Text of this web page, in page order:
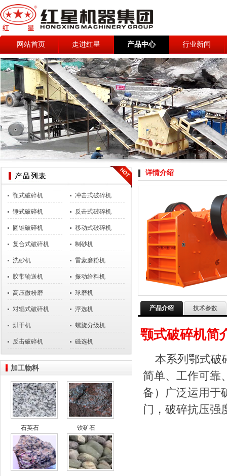
网站首页 走进红星 产品中心 行业新闻
颚式破碎机 冲击式破碎机
锤式破碎机 反击式破碎机
圆锥破碎机 移动式破碎机
复合式破碎机 制砂机
洗砂机 雷蒙磨粉机
胶带输送机 振动给料机
高压微粉磨 球磨机
对辊式破碎机 浮选机
烘干机 螺旋分级机
反击破碎机 磁选机
加工物料
石英石 铁矿石
详情介绍
产品介绍 技术参数
颚式破碎机简
本系列鄂式破
简单、工作可靠
备）广泛运用于
门，破碎抗压强